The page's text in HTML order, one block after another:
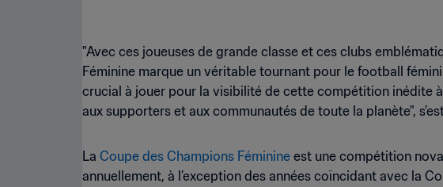
"Avec ces joueuses de grande classe et ces clubs
Féminine marque un véritable tournant pour le football
crucial à jouer pour la visibilité de cette compétition inédite
aux supporters et aux communautés de toute la planète",
La Coupe des Champions Féminine est une compétition
annuellement, à l’exception des années coïncidant avec la